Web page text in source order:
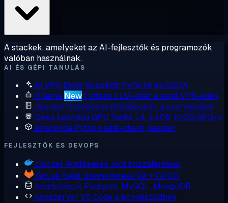
A stackek, amelyeket az AI-fejlesztők és programozók
valóban használnak.
AI ÉS GÉPI TANULÁS
AI VPS Előre telepített PyTorch és CUDA
Ollama New Futtass LLM-eket a saját VPS-eden
Jupyter Notebooks Notebookok a szervereden
Deep Learning GPU Taníts L4, L40S, H100 GPU-n
Anaconda Python adat-stack, készen
FEJLESZTŐK ÉS DEVOPS
Docker Konténerek root hozzáféréssel
GitLab Saját üzemeltetésű Git + CI/CD
Adatbázisok Postgres, MySQL, MongoDB
Kódszerver VS Code a böngésződben